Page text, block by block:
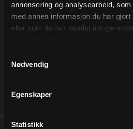
annonsering og analysearbeid,
med annen informasjon du har
eller som de har samlet inn
Nødvendig
Egenskaper
Statistikk
Beskrivelse